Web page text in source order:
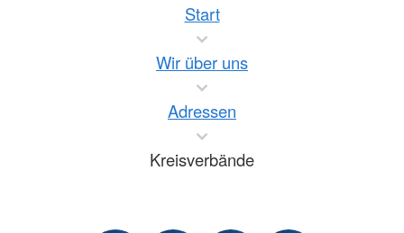
Start
Wir über uns
Adressen
Kreisverbände